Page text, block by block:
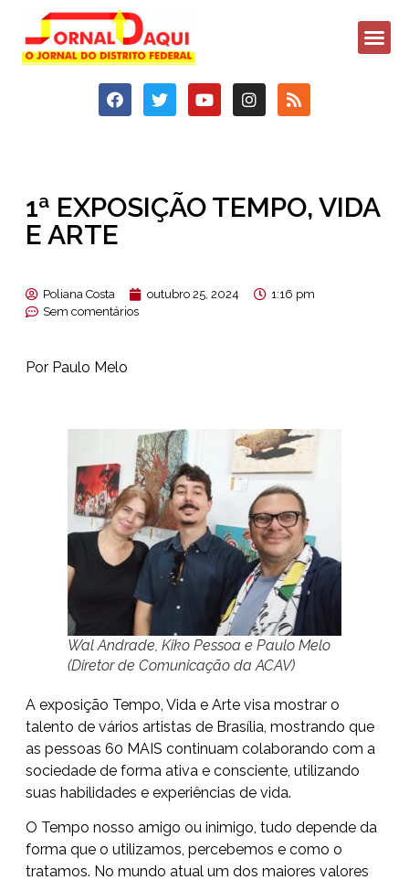
1ª EXPOSIÇÃO TEMPO, VIDA
E ARTE
Poliana Costa outubro 25, 2024
1:16 pm
Sem comentários
Por Paulo Melo
Wal Andrade, Kiko Pessoa e Paulo Melo
(Diretor de Comunicação da ACAV)
A exposição Tempo, Vida e Arte visa mostrar o
talento de vários artistas de Brasília, mostrando que
as pessoas 60 MAIS continuam colaborando com a
sociedade de forma ativa e consciente, utilizando
suas habilidades e experiências de vida.
O Tempo nosso amigo ou inimigo, tudo depende da
forma que o utilizamos, percebemos e como o
tratamos. No mundo atual um dos maiores valores